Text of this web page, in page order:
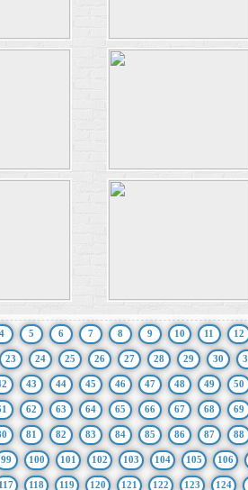
4 5 6 7 8 9 10 11 12
23 24 25 26 27 28 29 30
43 44 45 46 47 48 49 50
62 63 64 65 66 67 68 69
81 82 83 84 85 86 87 88
99 100 101 102 103 104 105 106
117 118 119 120 121 122 123 124